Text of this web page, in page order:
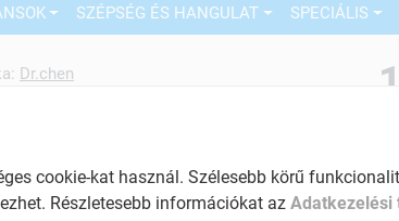
SZÉPSÉG ÉS HANGULAT SPECIÁLIS
Dr.chen
30 db
cookie-kat használ. Szélesebb körű
Részletesebb információkat az Adatkezelési